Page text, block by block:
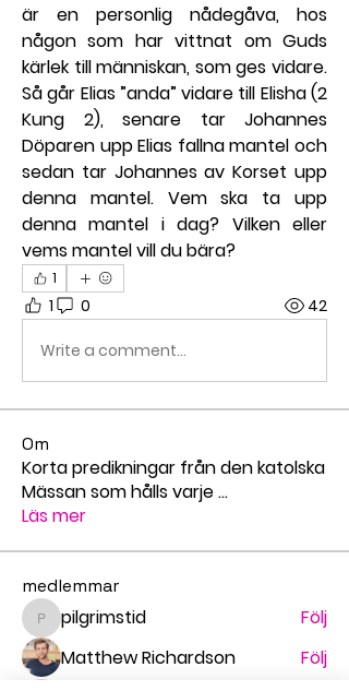
är en personlig nådegåva, hos
någon som har vittnat om Guds
kärlek till människan, som ges vidare.
Så går Elias ”anda” vidare till Elisha (2
Kung 2), senare tar Johannes
Döparen upp Elias fallna mantel och
sedan tar Johannes av Korset upp
denna mantel. Vem ska ta upp
denna mantel i dag? Vilken eller
vems mantel vill du bära?
1
1 0 42
Write a comment...
Om
Korta predikningar från den katolska
Mässan som hålls varje...
Läs mer
medlemmar
pilgrimstid
pilgrimstid
Följ
Matthew Richardson
Följ